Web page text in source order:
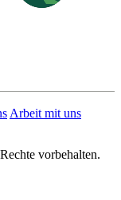
Arbeit mit uns
vorbehalten.